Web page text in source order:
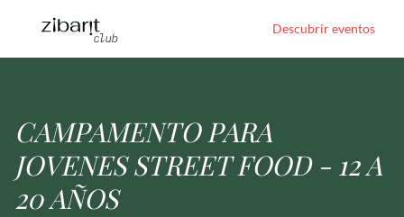
Descubrir eventos
CAMPAMENTO PARA
JOVENES STREET FOOD - 12 A
20 AÑOS